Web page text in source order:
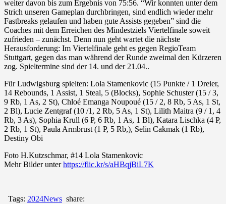
weiter davon bis zum Ergebnis von 75:56. “Wir konnten unter dem
Strich unseren Gameplan durchbringen, sind endlich wieder mehr
Fastbreaks gelaufen und haben gute Assists gegeben” sind die
Coaches mit dem Erreichen des Mindestziels Viertelfinale soweit
zufrieden – zunächst. Denn nun geht wartet die nächste
Herausforderung: Im Viertelfinale geht es gegen RegioTeam
Stuttgart, gegen das man während der Runde zweimal den Kürzeren
zog. Spieltermine sind der 14. und der 21.04..
Für Ludwigsburg spielten: Lola Stamenkovic (15 Punkte / 1 Dreier,
14 Rebounds, 1 Assist, 1 Steal, 5 (Blocks), Sophie Schuster (15 / 3,
9 Rb, 1 As, 2 St), Chloé Emanga Noupoué (15 / 2, 8 Rb, 5 As, 1 St,
2 Bl), Lucie Zentgraf (10 /1, 2 Rb, 5 As, 1 St), Lilith Maitra (9 / 1, 4
Rb, 3 As), Sophia Krull (6 P, 6 Rb, 1 As, 1 Bl), Katara Lischka (4 P,
2 Rb, 1 St), Paula Armbrust (1 P, 5 Rb,), Selin Cakmak (1 Rb),
Destiny Obi
Foto H.Kutzschmar, #14 Lola Stamenkovic
Mehr Bilder unterhttps://flic.kr/s/aHBqjBiL7K
Tags: 2024News share: